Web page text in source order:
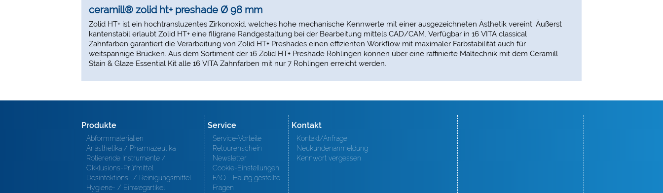
ceramill® zolid ht+ preshade Ø 98 mm
Zolid HT+ ist ein hochtransluzentes Zirkonoxid, welches hohe mechanische Kennwerte mit einer ausgezeichneten Ästhetik vereint. Äußerst
kantenstabil erlaubt Zolid HT+ eine filigrane Randgestaltung bei der Bearbeitung mittels CAD/CAM. Verfügbar in 16 VITA classical
Zahnfarben garantiert die Verarbeitung von Zolid HT+ Preshades einen effizienten Workflow mit maximaler Farbstabilität auch für
weitspannige Brücken. Aus dem Sortiment der 16 Zolid HT+ Preshade Rohlingen können über eine raffinierte Maltechnik mit dem Ceramill
Stain & Glaze Essential Kit alle 16 VITA Zahnfarben mit nur 7 Rohlingen erreicht werden.
Produkte
Abformmaterialien
Anästhetika / Pharmazeutika
Rotierende Instrumente /
Okklusions-Prüfmittel
Desinfektions- / Reinigungsmittel
Hygiene- / Einwegartikel
Service
Service-Vorteile
Retourenschein
Newsletter
Cookie-Einstellungen
FAQ - Häufig gestellte
Fragen
Kontakt
Kontakt/Anfrage
Neukundenanmeldung
Kennwort vergessen